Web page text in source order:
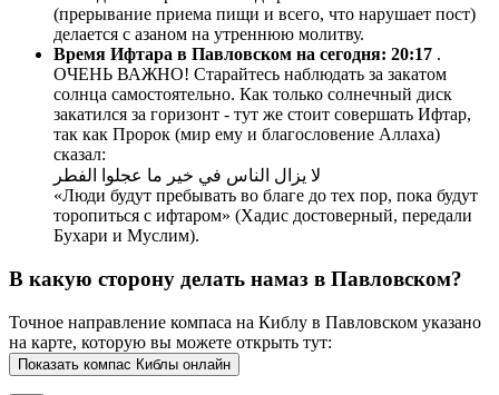
(прерывание приема пищи и всего, что нарушает пост)
делается с азаном на утреннюю молитву.
Время Ифтара в Павловском на сегодня: 20:17 .
ОЧЕНЬ ВАЖНО! Старайтесь наблюдать за закатом
солнца самостоятельно. Как только солнечный диск
закатился за горизонт - тут же стоит совершать Ифтар,
так как Пророк (мир ему и благословение Аллаха)
сказал:
لا يزال الناس في خير ما عجلوا الفطر
«Люди будут пребывать во благе до тех пор, пока будут
торопиться с ифтаром» (Хадис достоверный, передали
Бухари и Муслим).
В какую сторону делать намаз в Павловском?
Точное направление компаса на Киблу в Павловском указано
на карте, которую вы можете открыть тут:
Показать компас Киблы онлайн